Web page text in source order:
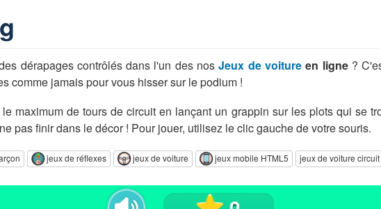
dérapages contrôlés dans l'un des nosJeux de voiture en ligne?
comme jamais pour vous hisser sur le podium !
maximum de tours de circuit en lançant un grappin sur les plots qui se
pas finir dans le décor ! Pour jouer, utilisez le clic gauche de votre souris.
jeux de réflexes jeux de voiture jeux mobile HTML5 jeux de voiture circuit